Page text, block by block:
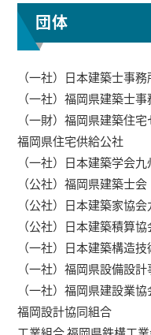
団体
（一社）日本建築士事
（一社）福岡県建築士
（一財）福岡県建築住
福岡県住宅供給公社
（一社）日本建築学会
（公社）福岡県建築士会
（公社）日本建築家協
（公社）日本建築積算協
（一社）日本建築構造
（一社）福岡県設備設
（一社）福岡県建設業協
福岡設計協同組合